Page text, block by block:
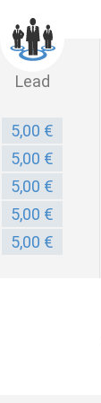
Lead
5,00 €
5,00 €
5,00 €
5,00 €
5,00 €